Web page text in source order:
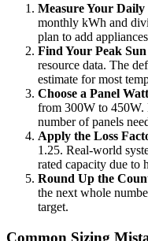
Measure Your Daily
monthly kWh and
plan to add
Find Your Peak
resource data. The
estimate for most
Choose a Panel
from 300W to 450W.
number of panels
Apply the Loss
1.25. Real-world
rated capacity due to
Round Up the
the next whole
target.
Common Sizing